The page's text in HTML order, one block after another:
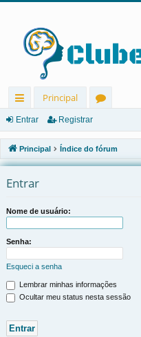
in
ks
rá
pi
os
Principal
u
ns
Entrar Registrar
Principal Índice do fórum
Entrar
Nome de usuário:
Senha:
Esqueci a senha
Lembrar minhas informações
Ocultar meu status nesta sessão